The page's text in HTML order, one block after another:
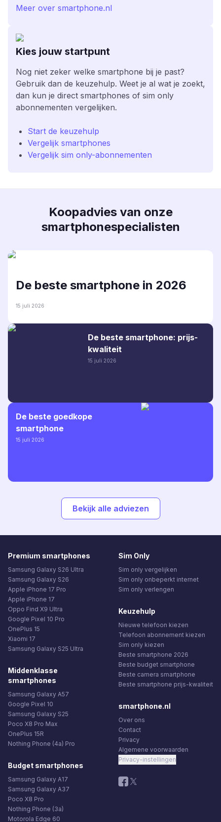
Meer over smartphone.nl
Kies jouw startpunt
Nog niet zeker welke smartphone bij je past?
Gebruik dan de keuzehulp. Weet je al wat je zoekt,
dan kun je direct smartphones of sim only
abonnementen vergelijken.
Start de keuzehulp
Vergelijk smartphones
Vergelijk sim only-abonnementen
Koopadvies van onze
smartphonespecialisten
De beste smartphone in 2026
15 juli 2026
De beste smartphone: prijs-
kwaliteit
15 juli 2026
De beste goedkope
smartphone
15 juli 2026
Bekijk alle adviezen
Premium smartphones
Samsung Galaxy S26 Ultra
Samsung Galaxy S26
Apple iPhone 17 Pro
Apple iPhone 17
Oppo Find X9 Ultra
Google Pixel 10 Pro
OnePlus 15
Xiaomi 17
Samsung Galaxy S25 Ultra
Middenklasse
smartphones
Samsung Galaxy A57
Google Pixel 10
Samsung Galaxy S25
Poco X8 Pro Max
OnePlus 15R
Nothing Phone (4a) Pro
Budget smartphones
Samsung Galaxy A17
Samsung Galaxy A37
Poco X8 Pro
Nothing Phone (3a)
Motorola Edge 60
Sim Only
Sim only vergelijken
Sim only onbeperkt internet
Sim only verlengen
Keuzehulp
Nieuwe telefoon kiezen
Telefoon abonnement kiezen
Sim only kiezen
Beste smartphone 2026
Beste budget smartphone
Beste camera smartphone
Beste smartphone prijs-kwaliteit
smartphone.nl
Over ons
Contact
Privacy
Algemene voorwaarden
Privacy-instellingen